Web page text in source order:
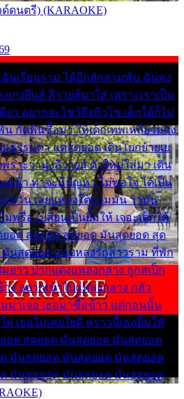
ดนตรี) (KARAOKE)
นเรียนราม ได้อีกสักสามพัน ฉันคง
เกงยีนส์ ลีวายส์มาใส่ เพราะเราเป็น
ยว อยากจะโชว์ถึงหิวโซ เด็กใต้ก็ไม่
กัดฟันซื้อมา ให้เด็กเทพเหลียวมอง
ธรรมดา แต่สุดยอด เดินโยกย้ายเย
ราะว่านุ่งลีวายส์ ตัวใหม่ใส่มา เดิน
หน้า ท่าจะมีปัญหา ไม่พอใจ ได้เป็น
หวั่น เลยแหลงใต้ถามมัน ว่ามัน
พรื่อ เปลี่ยนเป็นยิ้มให้ เจอะเด็กใต้
ยอด สุดยอด สุดยอด มันสุดยอด สุด
นสุดยอด แอบหลงรักสาวราม ที่พัก
มยาว ปากแดงแหลงกลาง ถูกสเป็ก
ง อยากเข้าไปแหลงกลาง กลัว
มาเจอ เธอมาซื้อข้าว แต่ก่อนนั้น
ด เธอไม่เคยไยดี คราวนี้เธอยิ้มให้
อด สุดยอด มันสุดยอด มันสุดยอด
มันสุดยอด มันสุดยอด มันสุดยอด
มันสุดยอด มันสุดยอด มันสุดยอด